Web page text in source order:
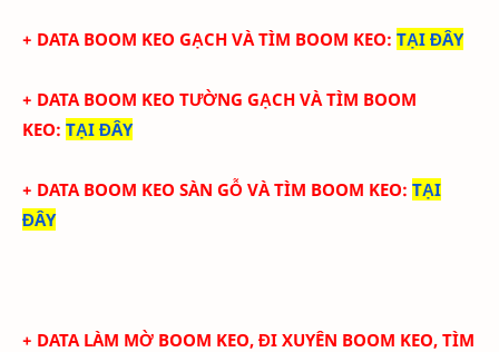
+ DATA BOOM KEO GẠCH VÀ TÌM BOOM KEO: TẠI ĐÂY
+ DATA BOOM KEO TƯỜNG GẠCH VÀ TÌM BOOM
KEO: TẠI ĐÂY
+ DATA BOOM KEO SÀN GỖ VÀ TÌM BOOM KEO: TẠI
ĐÂY
+ DATA LÀM MỜ BOOM KEO, ĐI XUYÊN BOOM KEO, TÌM